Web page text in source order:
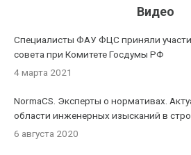
Видео
Специалисты ФАУ ФЦС приняли
совета при Комитете Госдумы РФ
4 марта 2021
NormaCS. Эксперты о нормативах.
области инженерных изысканий в
6 августа 2020